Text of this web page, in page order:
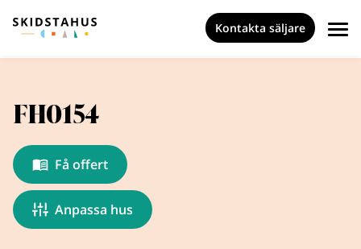
Kontakta säljare
FH0154
Få offert
Anpassa hus